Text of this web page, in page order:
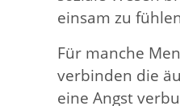
einsam zu
Für manche
verbinden die
eine Angst